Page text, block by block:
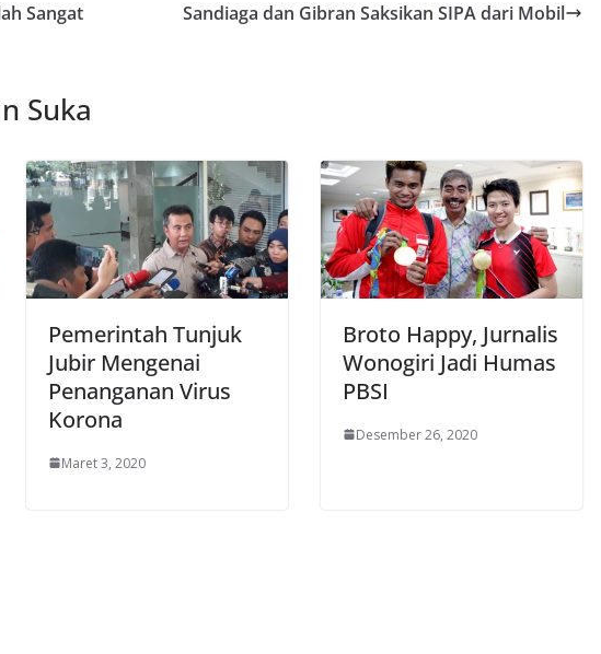
Sangat
Sandiaga dan Gibran Saksikan SIPA dari Mobil
Suka
Pemerintah Tunjuk
Jubir Mengenai
Penanganan Virus
Korona
Maret 3, 2020
Broto Happy, Jurnalis
Wonogiri Jadi Humas
PBSI
Desember 26, 2020